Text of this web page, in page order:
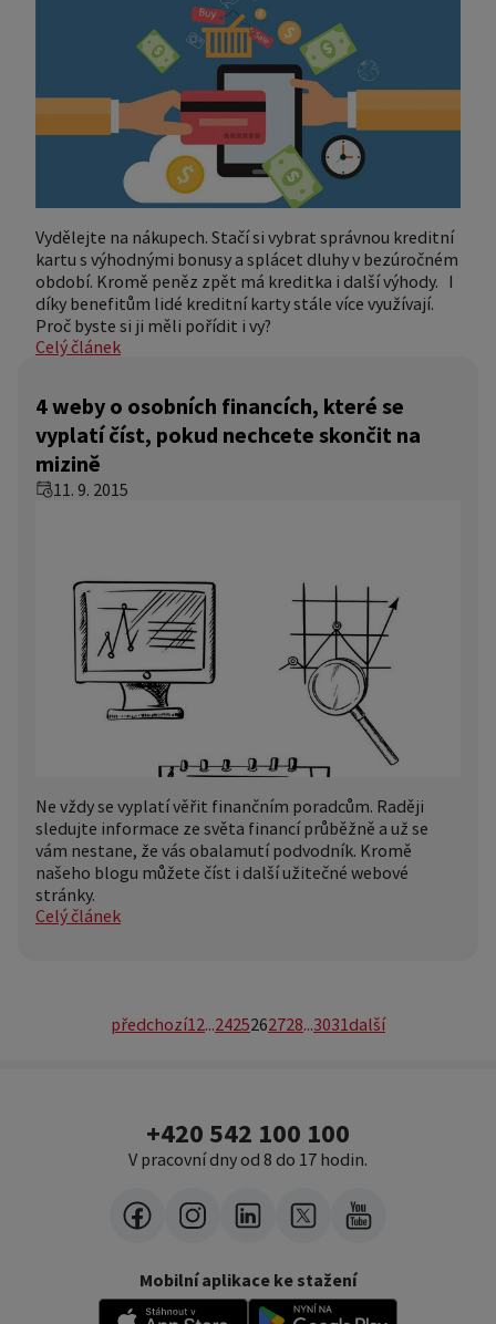
Vydělejte na nákupech. Stačí si vybrat správnou kreditní
kartu s výhodnými bonusy a splácet dluhy v bezúročném
období. Kromě peněz zpět má kreditka i další výhody. I
díky benefitům lidé kreditní karty stále více využívají.
Proč byste si ji měli pořídit i vy?
Celý článek
4 weby o osobních financích, které se
vyplatí číst, pokud nechcete skončit na
mizině
11. 9. 2015
Ne vždy se vyplatí věřit finančním poradcům. Raději
sledujte informace ze světa financí průběžně a už se
vám nestane, že vás obalamutí podvodník. Kromě
našeho blogu můžete číst i další užitečné webové
stránky.
Celý článek
předchozí1 2...2425262728...3031další
+420 542 100 100
V pracovní dny od 8 do 17 hodin.
Mobilní aplikace ke stažení